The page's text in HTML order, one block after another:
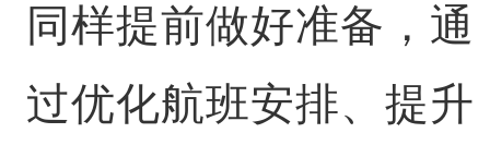
同样提前做好准备，通
过优化航班安排、提升